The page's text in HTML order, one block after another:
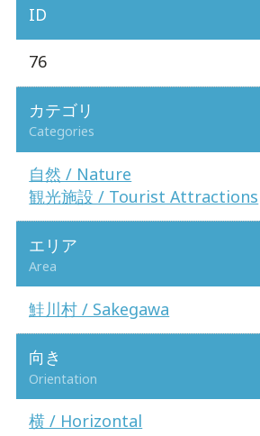
ID
76
カテゴリ
Categories
自然 / Nature
観光施設 / Tourist Attractions
エリア
Area
鮭川村 / Sakegawa
向き
Orientation
横 / Horizontal